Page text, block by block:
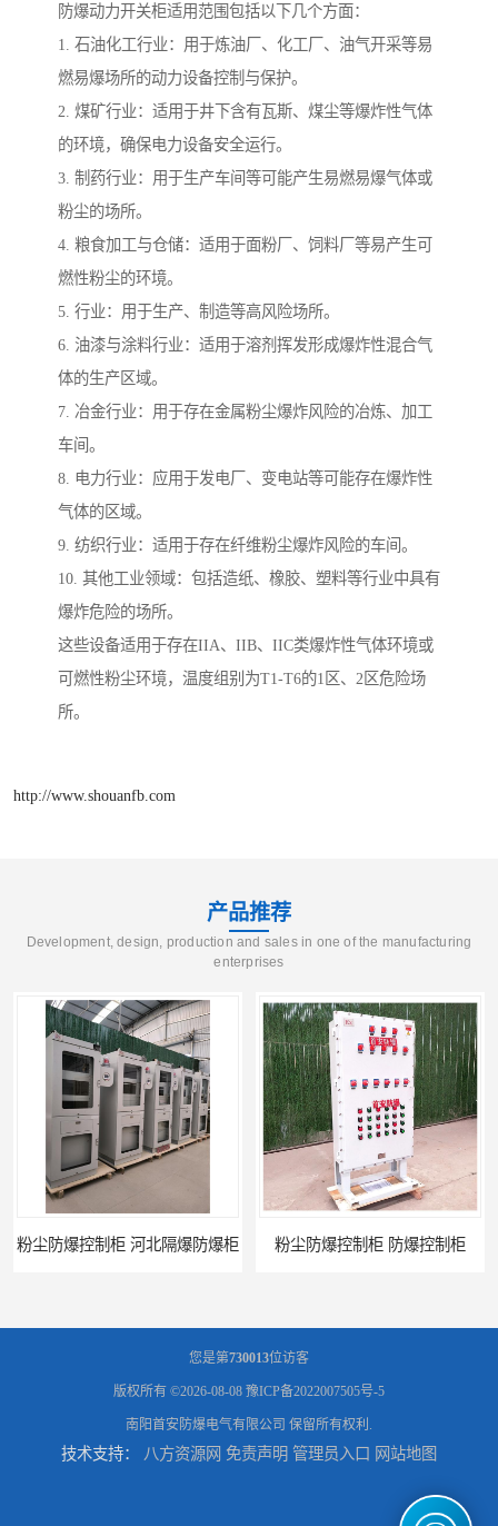
防爆动力开关柜适用范围包括以下几个方面：
1. 石油化工行业：用于炼油厂、化工厂、油气开采等易
燃易爆场所的动力设备控制与保护。
2. 煤矿行业：适用于井下含有瓦斯、煤尘等爆炸性气体
的环境，确保电力设备安全运行。
3. 制药行业：用于生产车间等可能产生易燃易爆气体或
粉尘的场所。
4. 粮食加工与仓储：适用于面粉厂、饲料厂等易产生可
燃性粉尘的环境。
5. 行业：用于生产、制造等高风险场所。
6. 油漆与涂料行业：适用于溶剂挥发形成爆炸性混合气
体的生产区域。
7. 冶金行业：用于存在金属粉尘爆炸风险的冶炼、加工
车间。
8. 电力行业：应用于发电厂、变电站等可能存在爆炸性
气体的区域。
9. 纺织行业：适用于存在纤维粉尘爆炸风险的车间。
10. 其他工业领域：包括造纸、橡胶、塑料等行业中具有
爆炸危险的场所。
这些设备适用于存在IIA、IIB、IIC类爆炸性气体环境或
可燃性粉尘环境，温度组别为T1-T6的1区、2区危险场
所。
http://www.shouanfb.com
产品推荐
Development, design, production and sales in one of the manufacturing
enterprises
制柜 河北隔爆防爆柜 粉尘防爆控制柜 防爆控制柜
您是第730013位访客
版权所有 ©2026-08-08 豫ICP备2022007505号-5
南阳首安防爆电气有限公司 保留所有权利.
技术支持： 八方资源网 免责声明 管理员入口 网站地图